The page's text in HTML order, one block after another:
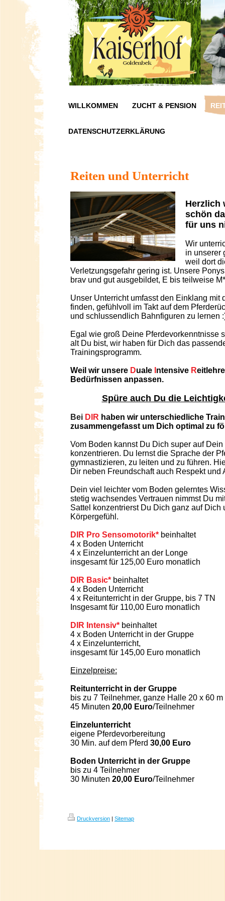
WILLKOMMEN ZUCHT & PENSION
DATENSCHUTZERKLÄRUNG
Reiten und Unterricht
Herzlich
schön
für uns
Wir
in unserer
weil dort
Verletzungsgefahr gering ist. Unsere
brav und gut ausgebildet, E bis teilweise
Unser Unterricht umfasst den Einklang mit
finden, gefühlvoll im Takt auf dem
und schlussendlich Bahnfiguren zu lernen
Egal wie groß Deine Pferdevorkenntnisse
alt Du bist, wir haben für Dich das
Trainingsprogramm.
Weil wir unsere Duale ntensive R
Bedürfnissen anpassen.
Spüre auch Du die
Bei DIR haben wir unterschiedliche
zusammengefasst um Dich optimal zu
Vom Boden kannst Du Dich super auf Dein
konzentrieren. Du lernst die Sprache der
gymnastizieren, zu leiten und zu führen.
Dir neben Freundschaft auch Respekt und
Dein viel leichter vom Boden gelerntes
stetig wachsendes Vertrauen nimmst Du
Sattel konzentrierst Du Dich ganz auf Dich
Körpergefühl.
DIR Pro Sensomotorik* beinhaltet
4 x Boden Unterricht
4 x Einzelunterricht an der Longe
insgesamt für 125,00 Euro monatlich
DIR Basic* beinhaltet
4 x Boden Unterricht
4 x Reitunterricht in der Gruppe, bis 7 TN
Insgesamt für 110,00 Euro monatlich
DIR Intensiv* beinhaltet
4 x Boden Unterricht in der Gruppe
4 x Einzelunterricht,
insgesamt für 145,00 Euro monatlich
Einzelpreise:
Reitunterricht in der Gruppe
bis zu 7 Teilnehmer, ganze Halle 20 x 60 m
45 Minuten 20,00 Euro/Teilnehmer
Einzelunterricht
eigene Pferdevorbereitung
30 Min. auf dem Pferd 30,00 Euro
Boden Unterricht in der Gruppe
bis zu 4 Teilnehmer
30 Minuten 20,00 Euro/Teilnehmer
Druckversion | Sitemap